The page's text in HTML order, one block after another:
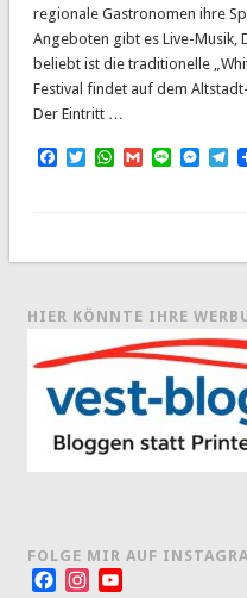
regionale Gastronomen ihre
Angeboten gibt es Live-Musik,
beliebt ist die traditionelle
Festival findet auf dem
Der Eintritt …
Facebook
TwitterWhatsApp
Gmail
Line
HIER KÖNNTE IHRE
FOLGE MIR AUF
FacebookInstagram